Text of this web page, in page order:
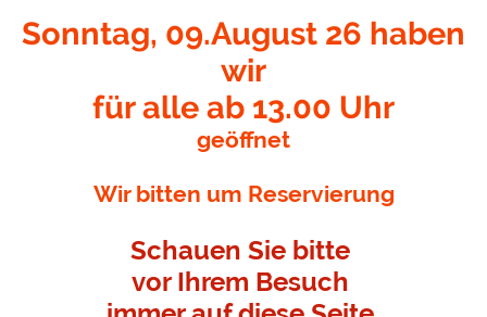
Sonntag, 09.August 26 haben
wir
für alle ab 13.00 Uhr
geöffnet
Wir bitten um Reservierung
Schauen Sie bitte
vor Ihrem Besuch